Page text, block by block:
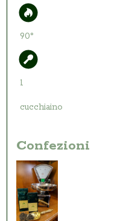
90°
1
cucchiaino
Confezioni